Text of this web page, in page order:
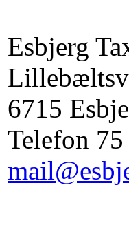
Esbjerg
6715
Telefon